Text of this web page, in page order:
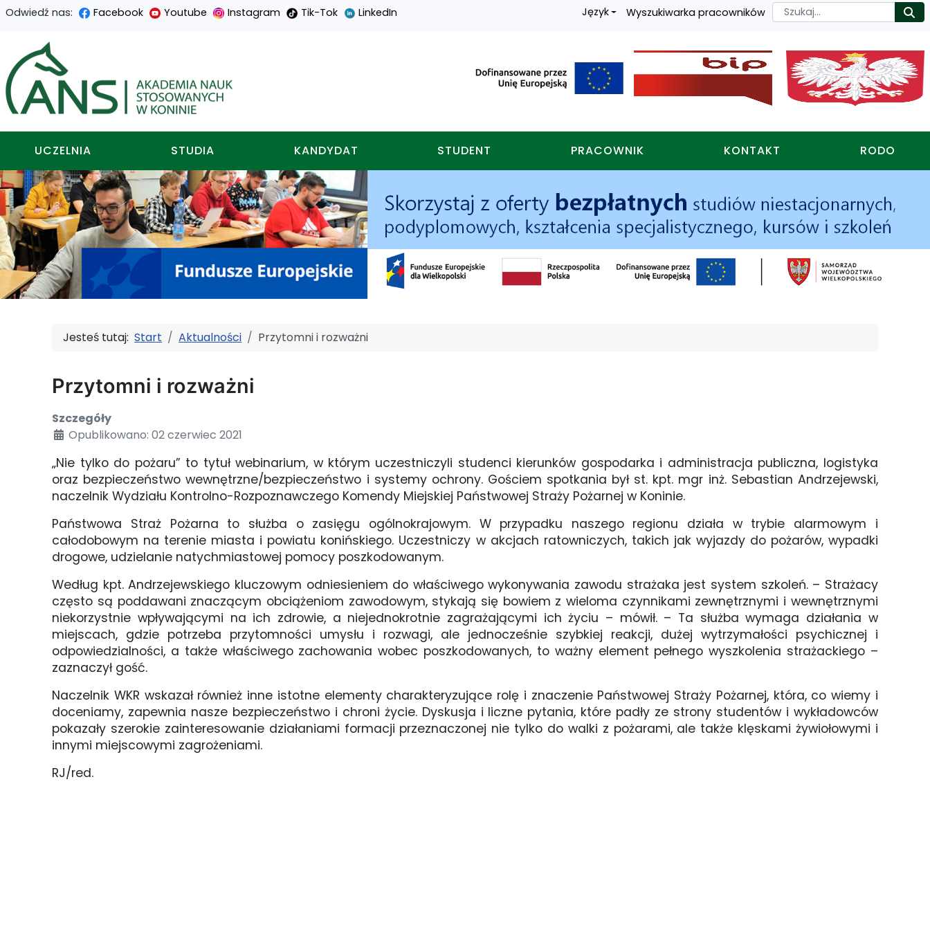
Przejdź
do
treści
głównej
Przejdź
do
menu
nawigacyjnego
Przejdź
do
wyszukiwarki
Przejdź
do
mapy
strony
Odwiedź nas: Facebook Youtube Instagram Tik-Tok LinkedIn Język Wyszukiwarka pracowników Szukaj
Akademia nauk stosowanych w koninie
UCZELNIA STUDIA KANDYDAT STUDENT PRACOWNIK KONTAKT RODO
Jesteś tutaj:Start Aktualności Przytomni i rozważni
Przytomni i rozważni
Szczegóły
Opublikowano: 02 czerwiec 2021
„Nie tylko do pożaru” to tytuł webinarium, w którym uczestniczyli studenci kierunków gospodarka i administracja publiczna, logistyka
oraz bezpieczeństwo wewnętrzne/bezpieczeństwo i systemy ochrony. Gościem spotkania był st. kpt. mgr inż. Sebastian Andrzejewski,
naczelnik Wydziału Kontrolno-Rozpoznawczego Komendy Miejskiej Państwowej Straży Pożarnej w Koninie.
Państwowa Straż Pożarna to służba o zasięgu ogólnokrajowym. W przypadku naszego regionu działa w trybie alarmowym i
całodobowym na terenie miasta i powiatu konińskiego. Uczestniczy w akcjach ratowniczych, takich jak wyjazdy do pożarów, wypadki
drogowe, udzielanie natychmiastowej pomocy poszkodowanym.
Według kpt. Andrzejewskiego kluczowym odniesieniem do właściwego wykonywania zawodu strażaka jest system szkoleń. – Strażacy
często są poddawani znaczącym obciążeniom zawodowym, stykają się bowiem z wieloma czynnikami zewnętrznymi i wewnętrznymi
niekorzystnie wpływającymi na ich zdrowie, a niejednokrotnie zagrażającymi ich życiu – mówił. – Ta służba wymaga działania w
miejscach, gdzie potrzeba przytomności umysłu i rozwagi, ale jednocześnie szybkiej reakcji, dużej wytrzymałości psychicznej i
odpowiedzialności, a także właściwego zachowania wobec poszkodowanych, to ważny element pełnego wyszkolenia strażackiego –
zaznaczył gość.
Naczelnik WKR wskazał również inne istotne elementy charakteryzujące rolę i znaczenie Państwowej Straży Pożarnej, która, co wiemy i
doceniamy, zapewnia nasze bezpieczeństwo i chroni życie. Dyskusja i liczne pytania, które padły ze strony studentów i wykładowców
pokazały szerokie zainteresowanie działaniami formacji przeznaczonej nie tylko do walki z pożarami, ale także klęskami żywiołowymi i
innymi miejscowymi zagrożeniami.
RJ/red.